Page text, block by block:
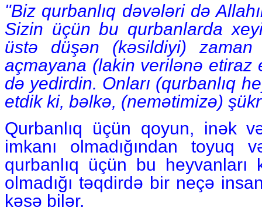
"Biz qurbanlıq dəvələri də
Sizin üçün bu qurbanlarda
üstə düşən (kəsildiyi)
açmayana (lakin verilənə etiraz
də yedirdin. Onları (qurbanlıq
etdik ki, bəlkə, (nemətimizə)
Qurbanlıq üçün qoyun, inək
imkanı olmadığından toyuq
qurbanlıq üçün bu heyvanları
olmadığı təqdirdə bir neçə
kəsə bilər.